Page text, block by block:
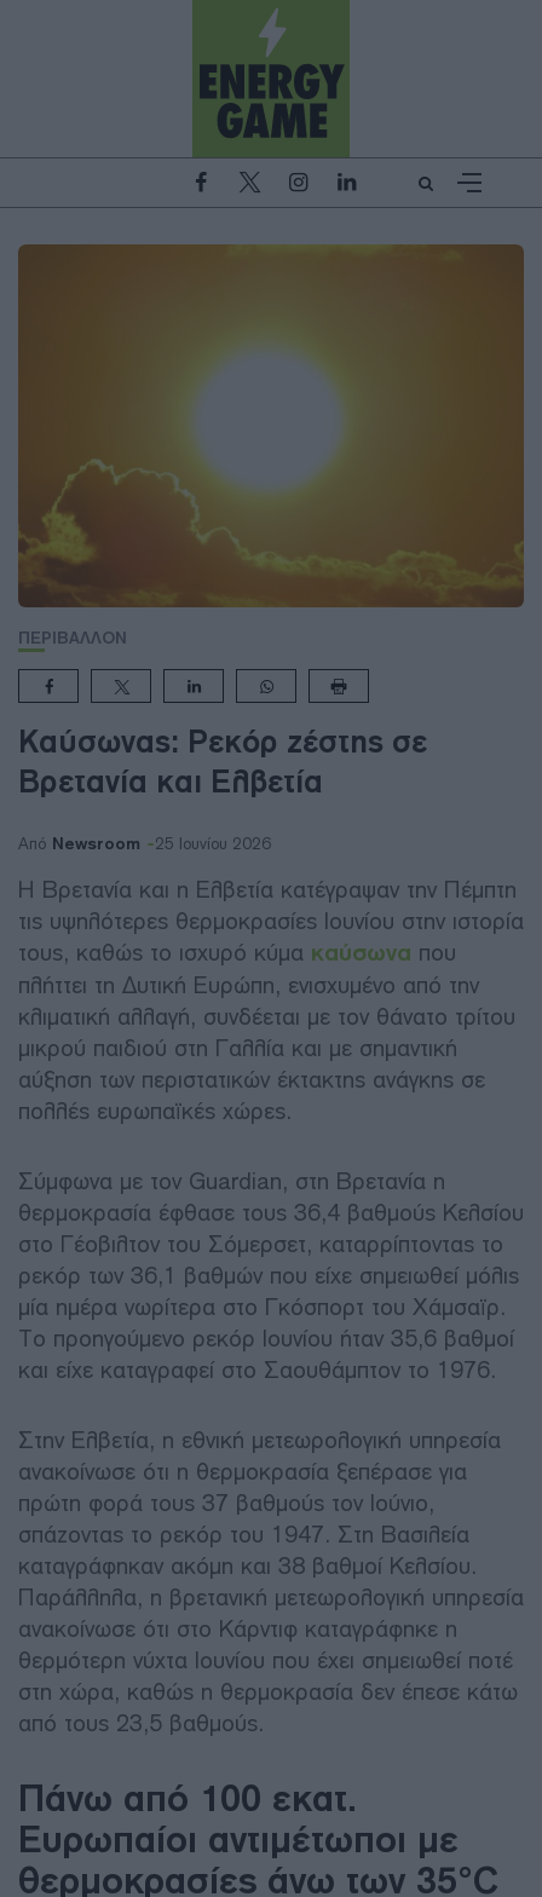
ΠΕΡΙΒΑΛΛΟΝ
Καύσωνας: Ρεκόρ ζέστης σε
Βρετανία και Ελβετία
Από Newsroom 25 Ιουνίου 2026
Η Βρετανία και η Ελβετία κατέγραψαν την Πέμπτη
τις υψηλότερες θερμοκρασίες Ιουνίου στην ιστορία
τους, καθώς το ισχυρό κύμα καύσωνα που
πλήττει τη Δυτική Ευρώπη, ενισχυμένο από την
κλιματική αλλαγή, συνδέεται με τον θάνατο τρίτου
μικρού παιδιού στη Γαλλία και με σημαντική
αύξηση των περιστατικών έκτακτης ανάγκης σε
πολλές ευρωπαϊκές χώρες.
Σύμφωνα με τον Guardian, στη Βρετανία η
θερμοκρασία έφθασε τους 36,4 βαθμούς Κελσίου
στο Γέοβιλτον του Σόμερσετ, καταρρίπτοντας το
ρεκόρ των 36,1 βαθμών που είχε σημειωθεί μόλις
μία ημέρα νωρίτερα στο Γκόσπορτ του Χάμσαϊρ.
Το προηγούμενο ρεκόρ Ιουνίου ήταν 35,6 βαθμοί
και είχε καταγραφεί στο Σαουθάμπτον το 1976.
Στην Ελβετία, η εθνική μετεωρολογική υπηρεσία
ανακοίνωσε ότι η θερμοκρασία ξεπέρασε για
πρώτη φορά τους 37 βαθμούς τον Ιούνιο,
σπάζοντας το ρεκόρ του 1947. Στη Βασιλεία
καταγράφηκαν ακόμη και 38 βαθμοί Κελσίου.
Παράλληλα, η βρετανική μετεωρολογική υπηρεσία
ανακοίνωσε ότι στο Κάρντιφ καταγράφηκε η
θερμότερη νύχτα Ιουνίου που έχει σημειωθεί ποτέ
στη χώρα, καθώς η θερμοκρασία δεν έπεσε κάτω
από τους 23,5 βαθμούς.
Πάνω από 100 εκατ.
Ευρωπαίοι αντιμέτωποι με
θερμοκρασίες άνω των 35°C